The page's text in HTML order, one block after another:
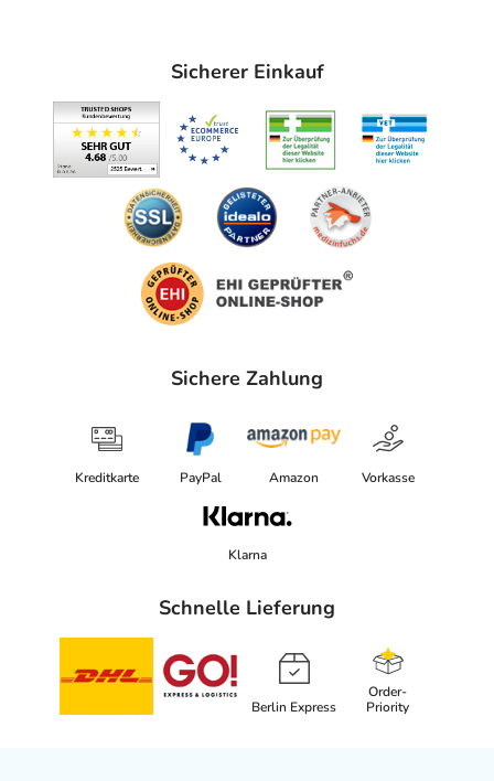
Sicherer Einkauf
Sichere Zahlung
Kreditkarte PayPal Amazon Vorkasse
Klarna
Schnelle Lieferung
Berlin Express
Order-
Priority